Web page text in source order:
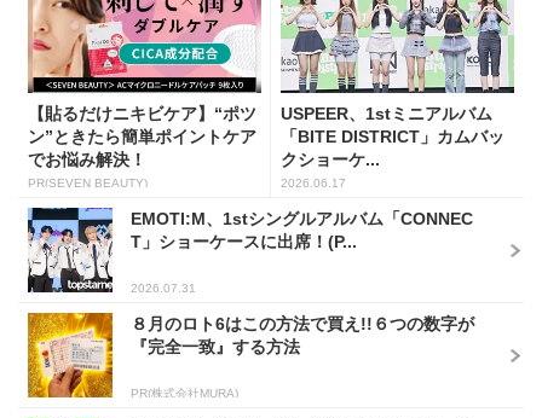
【貼るだけニキビケア】“ポツ
ン”ときたら簡単ポイントケア
でお悩み解決！
PR(SEVEN BEAUTY)
USPEER、1stミニアルバム
「BITE DISTRICT」カムバッ
クショーケ...
2026.06.17
EMOTI:M、1stシングルアルバム「CONNEC
T」ショーケースに出席！(P...
2026.07.31
８月のロト6はこの方法で買え!!６つの数字が
『完全一致』する方法
PR(株式会社MURA)